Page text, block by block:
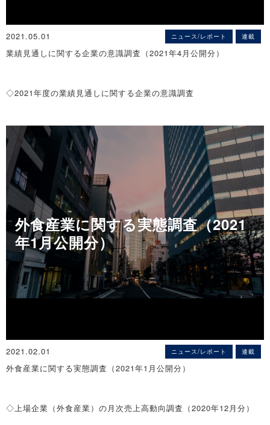
※詳細はこちら
情報提供元（出所）：株式会社帝国データバンク
2021.05.01 ニュース/レポート 連載
業績見通しに関する企業の意識調査（2021年4月公開分）
◇2021年度の業績見通しに関する企業の意識調査
国内景気は、新型コロナウイルスの影響により経済活動が左右され
る状況が続いている。緊急事態宣言は解除され、ワクチン接種や新
しい生活様式に対応した需要創出など徐々に明るい兆しも見え始め
ているものの、一部地域では「まん延防止等重点措置」が適用され
るなど、収束の時期は未だ鮮明には見えていない。一方で、2020年
から延期となった東京五輪・パラリンピックの開催や5Gの本格的な
普及などによる景気回復が期待されている。
そこで、帝国データバンクは、2021年度の業績見通しに関する企業
の意識について調査を実施した。本調査は、TDB景気動向調査2021
年3月調査とともに行った。
※調査期間は2021年3月18日～3月31日、調査対象は全国2万3,703
社、有効回答企業数は1万1,261社（回答率47.5％）。なお、業績見
※詳細はこちら
外食産業に関する実態調査（2021
年1月公開分）
2021.02.01 ニュース/レポート 連載
外食産業に関する実態調査（2021年1月公開分）
◇上場企業（外食産業）の月次売上高動向調査（2020年12月分）